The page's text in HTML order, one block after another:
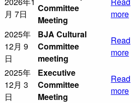
月 7日
Committee
Meeting
more
2025年
12月 9
日
BJA Cultural
Committee
meeting
Read
more
2025年
12月 3
日
Executive
Committee
Meeting
Read
more